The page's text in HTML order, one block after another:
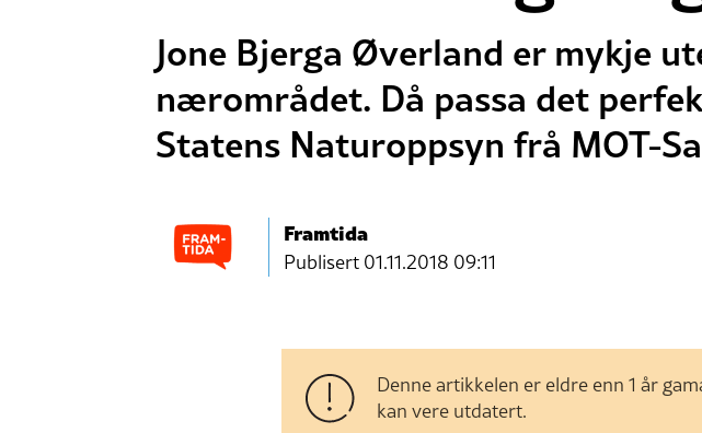
Jone Bjerga Øverland er mykje
nærområdet. Då passa det
Statens Naturoppsyn frå MOT-
Framtida
Publisert 01.11.2018 09:11
Denne artikkelen er eldre enn 1 år
kan vere utdatert.